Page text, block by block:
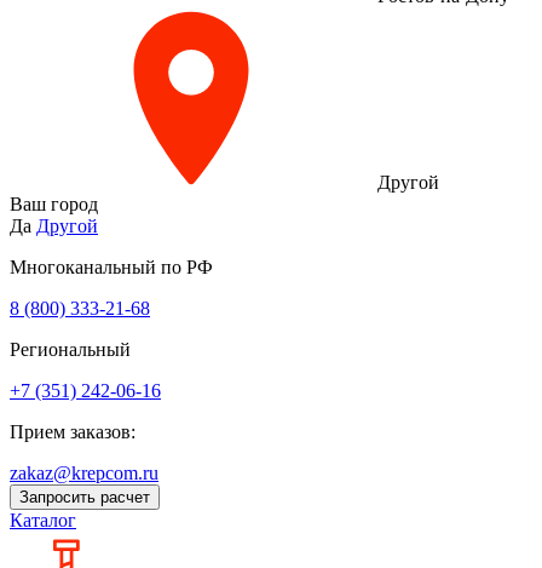
Другой
Ваш город
Да Другой
Многоканальный по РФ
8 (800) 333‑21-68
Региональный
+7 (351) 242-06-16
Прием заказов:
zakaz@krepcom.ru
Запросить расчет
Каталог